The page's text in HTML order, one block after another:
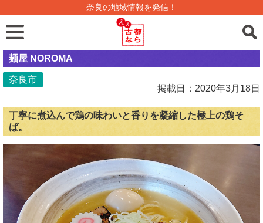
奈良の地域情報を発信！
麺屋 NOROMA
奈良市
掲載日：2020年3月18日
丁寧に煮込んで鶏の味わいと香りを凝縮した極上の鶏そ
ば。